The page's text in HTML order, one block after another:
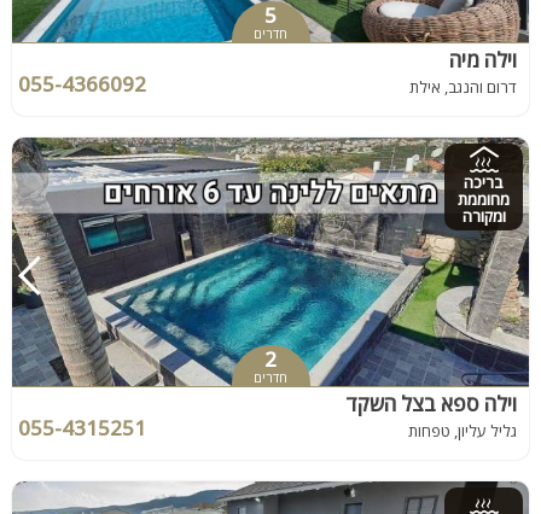
5
חדרים
וילה מיה
דרום והנגב, אילת 055-4366092
בריכה
מחוממת
ומקורה
2
חדרים
וילה ספא בצל השקד
גליל עליון, טפחות 055-4315251